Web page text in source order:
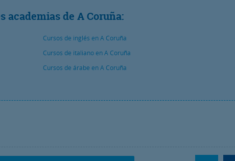
academias de A Coruña:
Cursos de inglés en A Coruña
Cursos de italiano en A Coruña
Cursos de árabe en A Coruña